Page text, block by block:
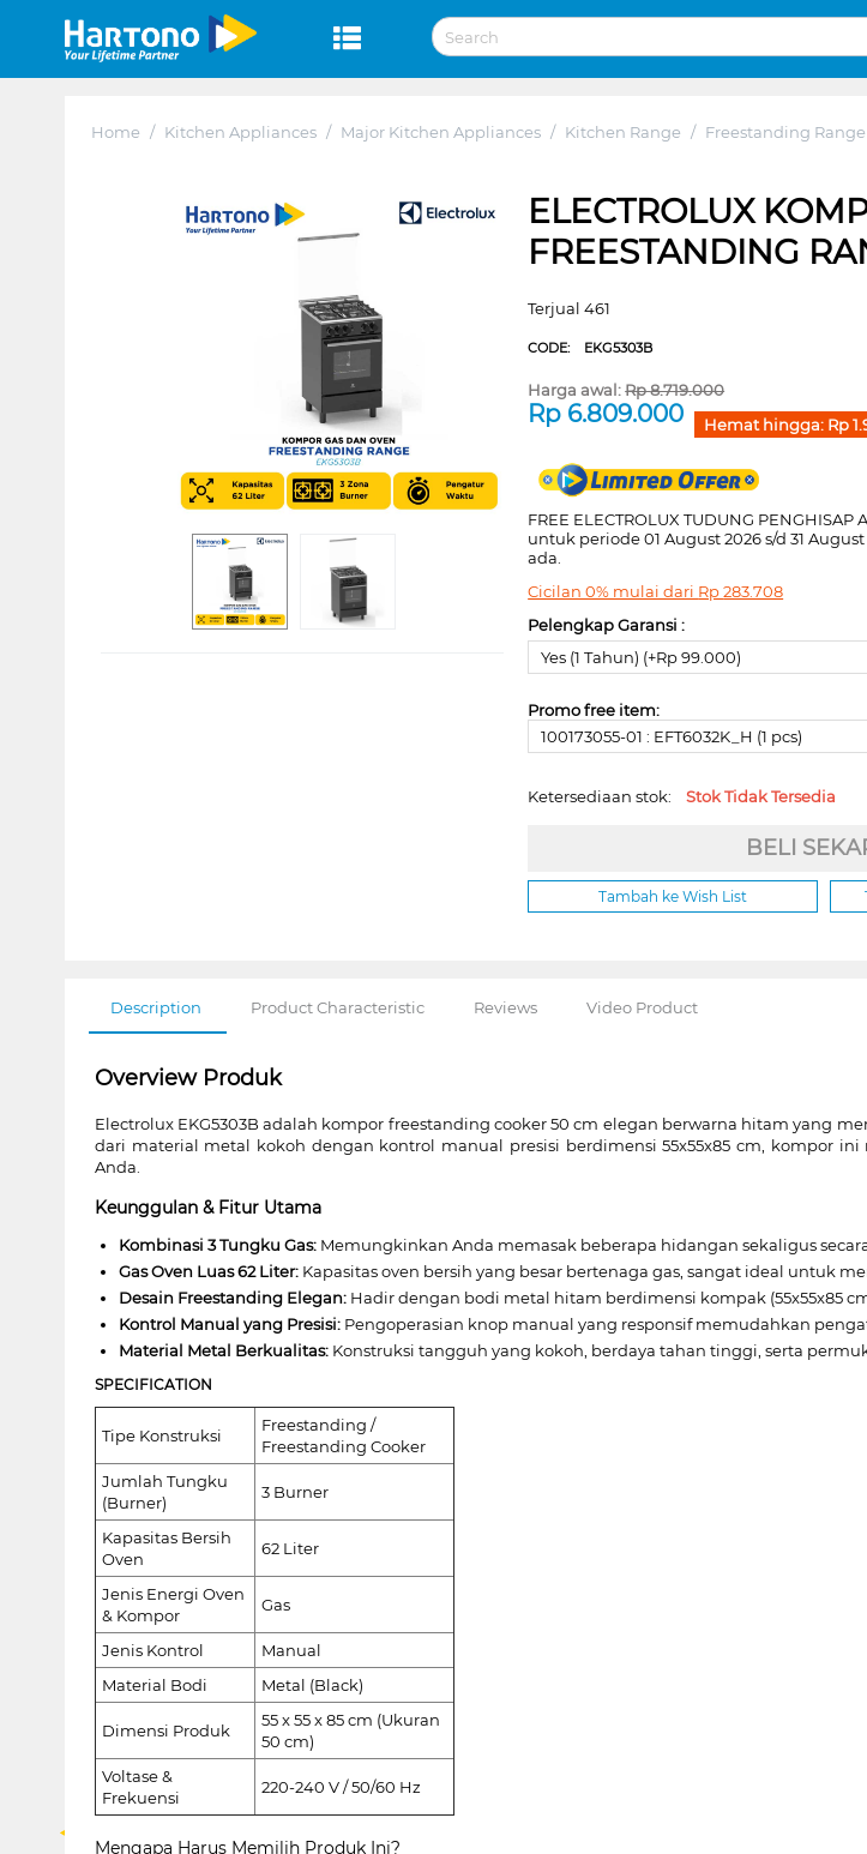
Home / Kitchen Appliances / Major Kitchen Appliances / Kitchen Range / Freestanding Range
ELECTROLUX
FREESTANDING
Terjual 461
CODE: EKG5303B
Harga awal:Rp8.719.000
Rp 6.809.000 Hemat hingga: Rp
FREE ELECTROLUX TUDUNG PENGHISAP
untuk periode 01 August 2026 s/d 31
ada.
Cicilan 0% mulai dari Rp283.708
Pelengkap Garansi :
Yes (1 Tahun) (+Rp 99.000)
Promo free item:
100173055-01 : EFT6032K_H (1 pcs)
Ketersediaan stok:Stok Tidak Tersedia
BELI
Tambah ke Wish List
Description Product Characteristic Reviews Video Product
Overview Produk
Electrolux EKG5303B adalah kompor freestanding cooker 50 cm elegan berwarna hitam yang
dari material metal kokoh dengan kontrol manual presisi berdimensi 55x55x85 cm, kompor
Anda.
Keunggulan & Fitur Utama
Kombinasi 3 Tungku Gas:Memungkinkan Anda memasak beberapa hidangan sekaligus
Gas Oven Luas 62 Liter:Kapasitas oven bersih yang besar bertenaga gas, sangat ideal untuk
Desain Freestanding Elegan:Hadir dengan bodi metal hitam berdimensi kompak (55x55x85
Kontrol Manual yang Presisi:Pengoperasian knop manual yang responsif memudahkan
Material Metal Berkualitas:Konstruksi tangguh yang kokoh, berdaya tahan tinggi, serta
SPECIFICATION
Tipe Konstruksi
Freestanding /
Freestanding Cooker
Jumlah Tungku
(Burner)
3 Burner
Kapasitas Bersih
Oven
62 Liter
Jenis Energi Oven
& Kompor
Gas
Jenis Kontrol
Manual
Material Bodi
Metal (Black)
Dimensi Produk
55 x 55 x 85 cm (Ukuran
50 cm)
Voltase &
Frekuensi
220-240 V / 50/60 Hz
Mengapa Harus Memilih Produk Ini?